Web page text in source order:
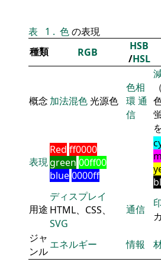
表
1 . 色の表現
種類
RGB
HSB
/HSL
概念 加法混色光源色
色相
環 通
信
表現
Red ff0000
green 00ff00
blue0000ff
用途
ディスプレイ
HTML、CSS、
SVG
通信
ジャ
ンル
エネルギー 情報